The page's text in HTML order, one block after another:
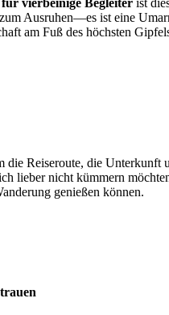
Ausruhen—es ist eine
am Fuß des höchsten
die Reiseroute, die Unterkunft
lieber nicht kümmern
genießen können.